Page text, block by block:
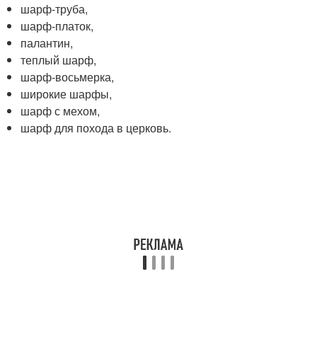
шарф-труба,
шарф-платок,
палантин,
теплый шарф,
шарф-восьмерка,
широкие шарфы,
шарф с мехом,
шарф для похода в церковь.